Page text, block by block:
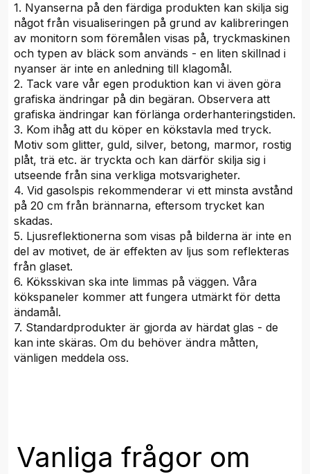
1. Nyanserna på den färdiga produkten kan skilja sig
något från visualiseringen på grund av kalibreringen
av monitorn som föremålen visas på, tryckmaskinen
och typen av bläck som används - en liten skillnad i
nyanser är inte en anledning till klagomål.
2. Tack vare vår egen produktion kan vi även göra
grafiska ändringar på din begäran. Observera att
grafiska ändringar kan förlänga orderhanteringstiden.
3. Kom ihåg att du köper en kökstavla med tryck.
Motiv som glitter, guld, silver, betong, marmor, rostig
plåt, trä etc. är tryckta och kan därför skilja sig i
utseende från sina verkliga motsvarigheter.
4. Vid gasolspis rekommenderar vi ett minsta avstånd
på 20 cm från brännarna, eftersom trycket kan
skadas.
5. Ljusreflektionerna som visas på bilderna är inte en
del av motivet, de är effekten av ljus som reflekteras
från glaset.
6. Köksskivan ska inte limmas på väggen. Våra
kökspaneler kommer att fungera utmärkt för detta
ändamål.
7. Standardprodukter är gjorda av härdat glas - de
kan inte skäras. Om du behöver ändra måtten,
vänligen meddela oss.
Vanliga frågor om